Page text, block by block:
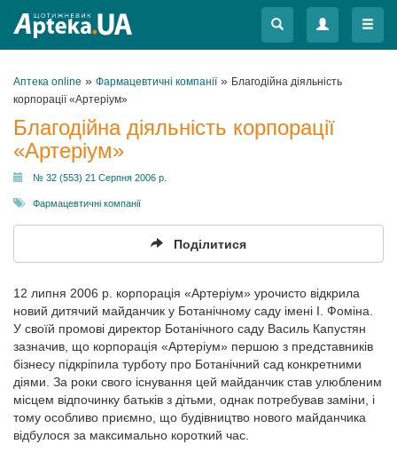
Меню
Меню
Аптека online » Фармацевтичні компанії» Благодійна діяльність
корпорації «Артеріум»
Благодійна діяльність корпорації
«Артеріум»
№ 32 (553) 21 Серпня 2006 р.
Фармацевтичні компанії
Поділитися
12 липня 2006 р. корпорація «Артеріум» урочисто відкрила
новий дитячий майданчик у Ботанічному саду імені І. Фоміна.
У своїй промові директор Ботанічного саду Василь Капустян
зазначив, що корпорація «Артеріум» першою з представників
бізнесу підкріпила турботу про Ботанічний сад конкретними
діями. За роки свого існування цей майданчик став улюбленим
місцем відпочинку батьків з дітьми, однак потребував заміни, і
тому особливо приємно, що будівництво нового майданчика
відбулося за максимально короткий час.